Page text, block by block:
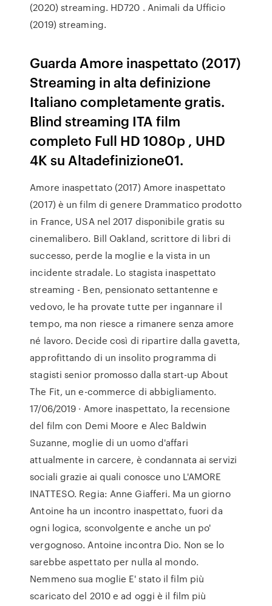
(2020) streaming. HD720 . Animali da Ufficio
(2019) streaming.
Guarda Amore inaspettato (2017)
Streaming in alta definizione
Italiano completamente gratis.
Blind streaming ITA film
completo Full HD 1080p , UHD
4K su Altadefinizione01.
Amore inaspettato (2017) Amore inaspettato
(2017) è un film di genere Drammatico prodotto
in France, USA nel 2017 disponibile gratis su
cinemalibero. Bill Oakland, scrittore di libri di
successo, perde la moglie e la vista in un
incidente stradale. Lo stagista inaspettato
streaming - Ben, pensionato settantenne e
vedovo, le ha provate tutte per ingannare il
tempo, ma non riesce a rimanere senza amore
né lavoro. Decide così di ripartire dalla gavetta,
approfittando di un insolito programma di
stagisti senior promosso dalla start-up About
The Fit, un e-commerce di abbigliamento.
17/06/2019 · Amore inaspettato, la recensione
del film con Demi Moore e Alec Baldwin
Suzanne, moglie di un uomo d'affari
attualmente in carcere, è condannata ai servizi
sociali grazie ai quali conosce uno L'AMORE
INATTESO. Regia: Anne Giafferi. Ma un giorno
Antoine ha un incontro inaspettato, fuori da
ogni logica, sconvolgente e anche un po'
vergognoso. Antoine incontra Dio. Non se lo
sarebbe aspettato per nulla al mondo.
Nemmeno sua moglie E' stato il film più
scaricato del 2010 e ad oggi è il film più